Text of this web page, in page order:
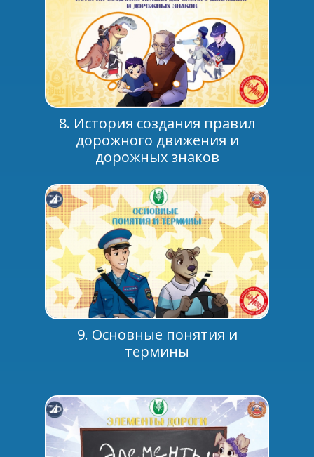
8. История создания правил
дорожного движения и
дорожных знаков
9. Основные понятия и
термины